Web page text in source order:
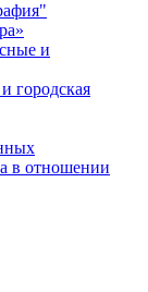
и
городская
в отношении